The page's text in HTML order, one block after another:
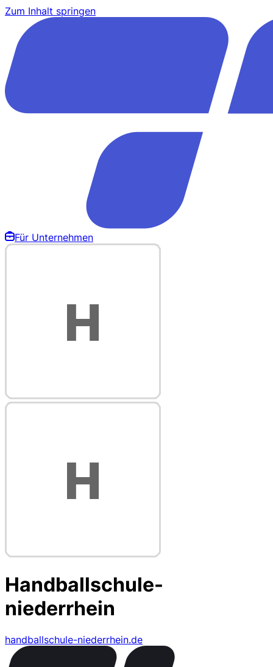
Zum Inhalt springen
Für Unternehmen
Handballschule-
niederrhein
handballschule-niederrhein.de